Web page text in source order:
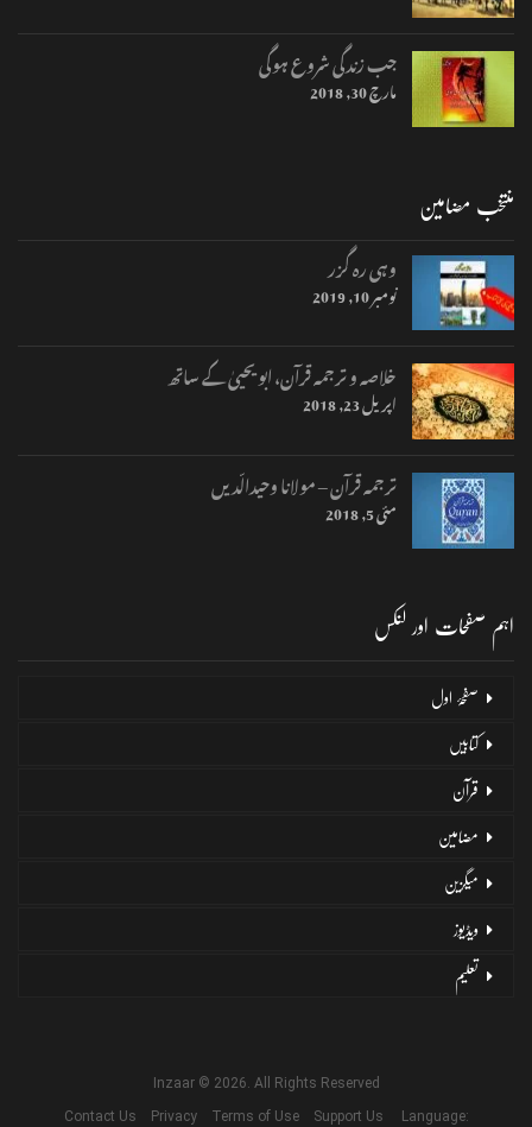
جب زندگی شروع ہوگی
مارچ 30, 2018
منتخب مضامین
وہی رہ گزر
نومبر 10, 2019
خلاصہ و ترجمہ قرآن، ابو یحییٰ کے ساتھ
اپریل 23, 2018
ترجمہ قرآن – مولانا وحیدالّدیں
مئی 5, 2018
اہم صفحات اور لنکس
صفحۂ اول
کتابیں
قرآن
مضامین
میگزین
ویڈیوز
تعلیم
Inzaar © 2026. All Rights Reserved
Contact Us
Privacy Terms of Use Support Us Language: